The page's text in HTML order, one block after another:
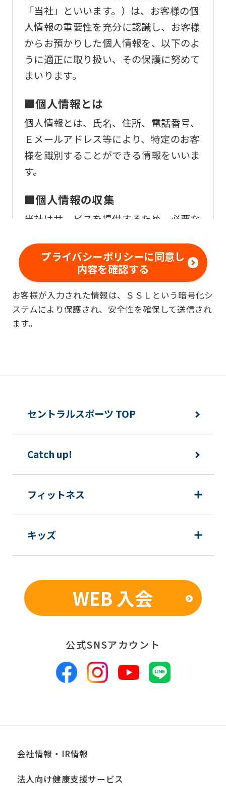
「当社」といいます。）は、お客様の個
人情報の重要性を充分に認識し、お客様
からお預かりした個人情報を、以下のよ
うに適正に取り扱い、その保護に努めて
まいります。
■個人情報とは
個人情報とは、氏名、住所、電話番号、
Ｅメールアドレス等により、特定のお客
様を識別することができる情報をいいま
す。
■個人情報の収集
当社はサービスを提供するため、必要な
客様の個人情報を収集いたします。
■個人情報の利用
お客様からお預かりした個人情報は、以
下の目的で使用させて頂きます。また、
違法または不当な行為を助長し、または
ご利用上の諸連絡や利用状況の確認の
む）等、新商品・サービスの立案・開
発・実施のため
新商品・サービスやイベント情報を含
個人を特定できないよう加工したうえ
での統計的なデータの作成、活用、公
■個人情報の管理
報は、適切かつ慎重に管理し、漏洩、改
ざん、紛失等がないよう適正な管理に努
めます。当社において安全管理のために
講じている措置の内容については、本プ
■個人情報の開示
当社は、お客様からお預かりした個人情
プライバシーポリシーに同意し
内容を確認する
お客様が入力された情報は、ＳＳＬという暗号化シ
ステムにより保護され、安全性を確保して送信され
ます。
セントラルスポーツ TOP
Catch up!
フィットネス
キッズ
WEB 入会
公式SNSアカウント
会社情報・IR情報
法人向け健康支援サービス